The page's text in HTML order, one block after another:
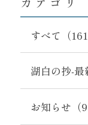
すべて（161
湖白の抄‐最
お知らせ（